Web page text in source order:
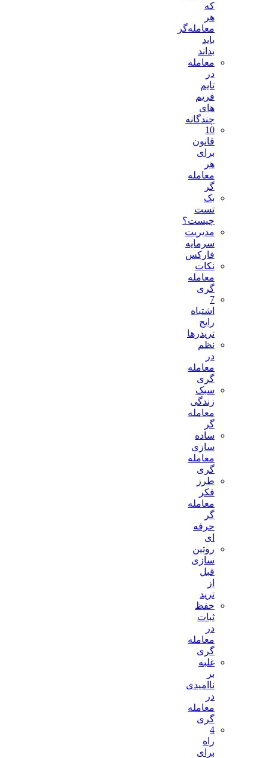
که
هر
معامله‌گر
باید
بداند
معامله
در
تایم
فریم
های
چندگانه
10
قانون
برای
هر
معامله
گر
بک
تست
چیست؟
مدیریت
سرمایه
فارکس
نکات
معامله
گری
7
اشتباه
رایج
تریدرها
نظم
در
معامله
گری
سبک
زندگی
معامله
گر
ساده
سازی
معامله
گری
طرز
فکر
معامله
گر
حرفه
ای
روتین
سازی
قبل
از
ترید
حفظ
ثبات
در
معامله
گری
غلبه
بر
ناامیدی
در
معامله
گری
4
راه
برای